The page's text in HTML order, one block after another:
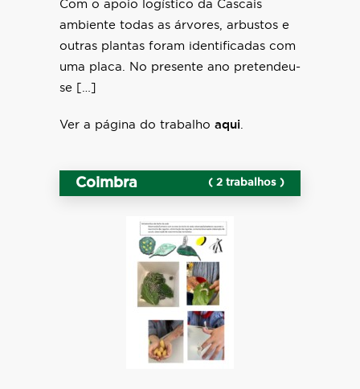
Com o apoio logístico da Cascais
ambiente todas as árvores, arbustos e
outras plantas foram identificadas com
uma placa. No presente ano pretendeu-
se […]
Ver a página do trabalho aqui
Coimbra ( 2 trabalhos )